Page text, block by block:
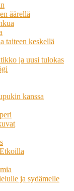
äärellä
taiteen keskellä
ja uusi tulokas
kanssa
ja sydämelle